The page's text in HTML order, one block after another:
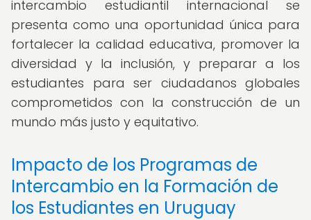
intercambio estudiantil internacional se
presenta como una oportunidad única para
fortalecer la calidad educativa, promover la
diversidad y la inclusión, y preparar a los
estudiantes para ser ciudadanos globales
comprometidos con la construcción de un
mundo más justo y equitativo.
Impacto de los Programas de
Intercambio en la Formación de
los Estudiantes en Uruguay